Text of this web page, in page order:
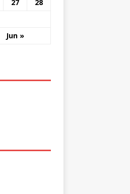
Jun »
27
28